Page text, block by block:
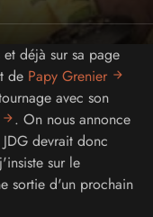
déjà sur sa page
de Papy Grenier
avec son
. On nous annonce
devrait donc
sur le
sortie d'un prochain